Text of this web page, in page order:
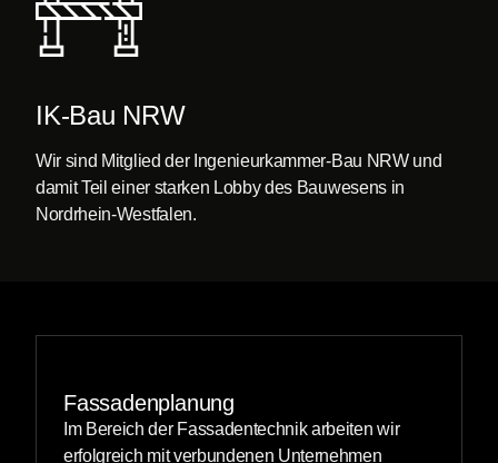
IK-Bau NRW
Wir sind Mitglied der Ingenieurkammer-Bau NRW und
damit Teil einer starken Lobby des Bauwesens in
Nordrhein-Westfalen.
Fassaden­planung
Im Bereich der Fassadentechnik arbeiten wir
erfolgreich mit verbundenen Unternehmen